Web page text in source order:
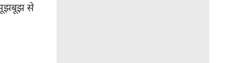
सूझबूझ से